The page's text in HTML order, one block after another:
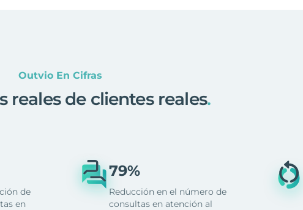
Outvio En Cifras
reales de clientes reales.
de
en
79%
Reducción en el número de
consultas en atención al